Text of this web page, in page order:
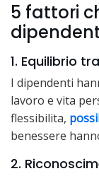
5 fattori
1. Equilibrio
I dipendenti
lavoro e vita
flessibilita,
benessere
2.